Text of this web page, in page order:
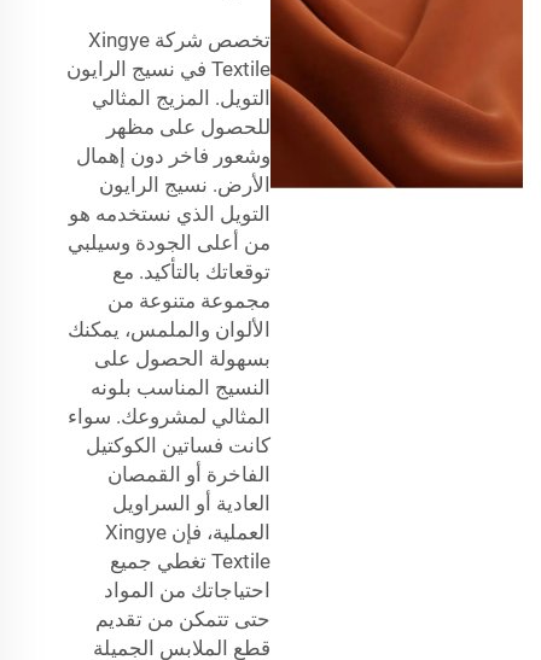
تخصص شركة Xingye
Textile في نسيج الرايون
التويل. المزيج المثالي
للحصول على مظهر
وشعور فاخر دون إهمال
الأرض. نسيج الرايون
التويل الذي نستخدمه هو
من أعلى الجودة وسيلبي
توقعاتك بالتأكيد. مع
مجموعة متنوعة من
الألوان والملمس، يمكنك
بسهولة الحصول على
النسيج المناسب بلونه
المثالي لمشروعك. سواء
كانت فساتين الكوكتيل
الفاخرة أو القمصان
العادية أو السراويل
العملية، فإن Xingye
Textile تغطي جميع
احتياجاتك من المواد
حتى تتمكن من تقديم
قطع الملابس الجميلة